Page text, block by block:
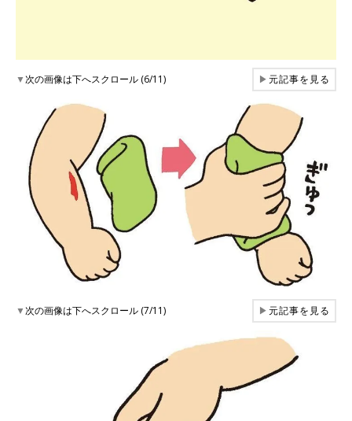
▼次の画像は下へスクロール (6/11) ▶元記事を見る
▼次の画像は下へスクロール (7/11) ▶元記事を見る